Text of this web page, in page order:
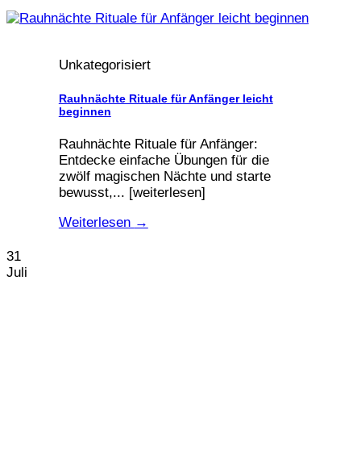
Unkategorisiert
Rauhnächte Rituale für Anfänger leicht
beginnen
Rauhnächte Rituale für Anfänger:
Entdecke einfache Übungen für die
zwölf magischen Nächte und starte
bewusst,... [weiterlesen]
Weiterlesen →
31
Juli